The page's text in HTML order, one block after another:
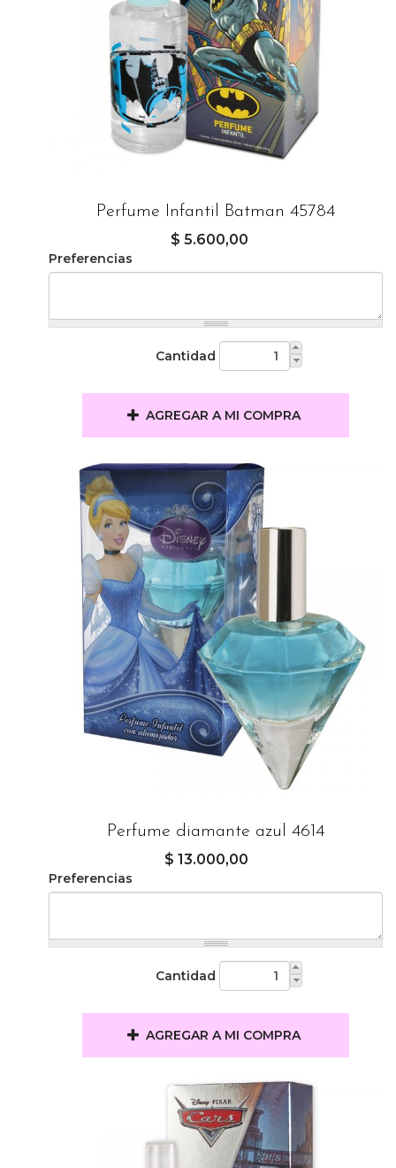
Perfume Infantil Batman 45784
$ 5.600,00
Preferencias
Cantidad
AGREGAR A MI COMPRA
Perfume diamante azul 4614
$ 13.000,00
Preferencias
Cantidad
AGREGAR A MI COMPRA